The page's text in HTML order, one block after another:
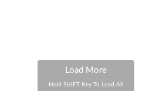
Load More
Hold SHIFT Key To Load All